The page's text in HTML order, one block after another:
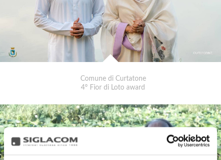
Comune di Curtatone
4° Fior di Loto award